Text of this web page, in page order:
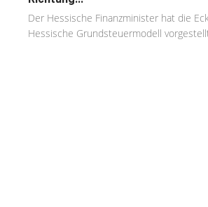
Der Hessische Finanzminister hat die
Hessische Grundsteuermodell